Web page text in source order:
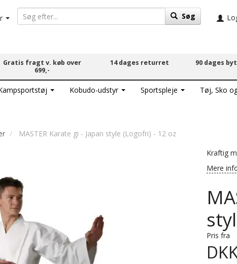
Søg
Gratis fragt v. køb over
699,-
14 dages returret 90 dages
Kobudo-udstyr Sportspleje Tøj, Sko
MASTER Karate gi - Japan style (Logofri) - 12 oz
Kraftig
Mere
Pris fra